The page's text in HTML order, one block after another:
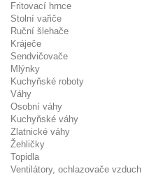
Fritovací hrnce
Stolní vařiče
Ruční šlehače
Kráječe
Sendvičovače
Mlýnky
Kuchyňské roboty
Váhy
Osobní váhy
Kuchyňské váhy
Zlatnické váhy
Žehličky
Topidla
Ventilátory, ochlazovače vzduch